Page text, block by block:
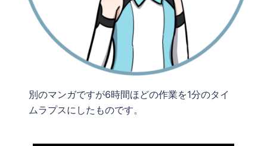
別のマンガですが6時間ほどの作業を1分のタイ
ムラプスにしたものです。